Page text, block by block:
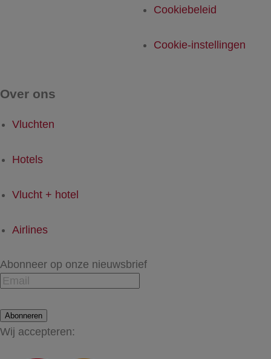
Cookiebeleid
Cookie-instellingen
Over ons
Vluchten
Hotels
Vlucht + hotel
Airlines
Abonneer op onze nieuwsbrief
Abonneren
Wij accepteren: